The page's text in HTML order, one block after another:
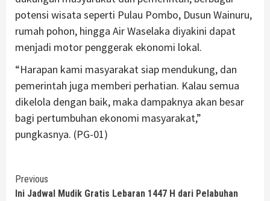
potensi wisata seperti Pulau Pombo, Dusun Wainuru,
rumah pohon, hingga Air Waselaka diyakini dapat
menjadi motor penggerak ekonomi lokal.
“Harapan kami masyarakat siap mendukung, dan
pemerintah juga memberi perhatian. Kalau semua
dikelola dengan baik, maka dampaknya akan besar
bagi pertumbuhan ekonomi masyarakat,”
pungkasnya. (PG-01)
Continue
Previous
Ini Jadwal Mudik Gratis Lebaran 1447 H dari Pelabuhan